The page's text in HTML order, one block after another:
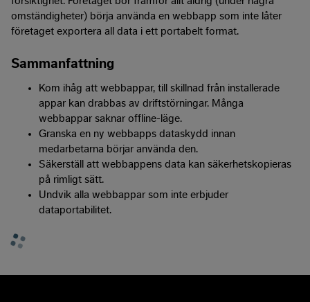
omständigheter) börja använda en webbapp som inte låter
företaget exportera all data i ett portabelt format.
Sammanfattning
Kom ihåg att webbappar, till skillnad från installerade
appar kan drabbas av driftstörningar. Många
webbappar saknar offline-läge.
Granska en ny webbapps dataskydd innan
medarbetarna börjar använda den.
Säkerställ att webbappens data kan säkerhetskopieras
på rimligt sätt.
Undvik alla webbappar som inte erbjuder
dataportabilitet.